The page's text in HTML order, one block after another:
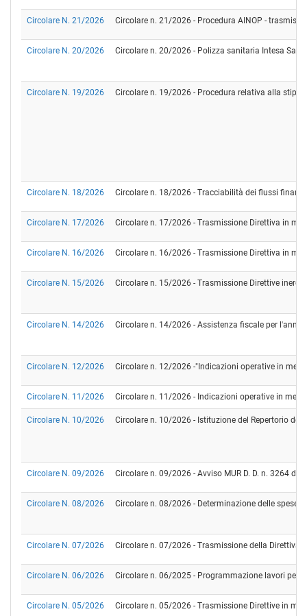
Circolare N. 21/2026 Circolare n. 21/2026 - Procedura AINOP -
Circolare N. 20/2026 Circolare n. 20/2026 - Polizza sanitaria Intesa
Circolare N. 19/2026 Circolare n. 19/2026 - Procedura relativa alla
Circolare N. 18/2026 Circolare n. 18/2026 - Tracciabilità dei flussi
Circolare N. 17/2026 Circolare n. 17/2026 - Trasmissione Direttiva in
Circolare N. 16/2026 Circolare n. 16/2026 - Trasmissione Direttiva in
Circolare N. 15/2026 Circolare n. 15/2026 - Trasmissione Direttive
Circolare N. 14/2026 Circolare n. 14/2026 - Assistenza fiscale per
Circolare N. 12/2026 Circolare n. 12/2026 -"Indicazioni operative in
Circolare N. 11/2026 Circolare n. 11/2026 - Indicazioni operative in
Circolare N. 10/2026 Circolare n. 10/2026 - Istituzione del Repertorio
Circolare N. 09/2026 Circolare n. 09/2026 - Avviso MUR D. D. n. 3264
Circolare N. 08/2026 Circolare n. 08/2026 - Determinazione delle spese
Circolare N. 07/2026 Circolare n. 07/2026 - Trasmissione della Direttiva
Circolare N. 06/2026 Circolare n. 06/2025 - Programmazione lavori per
Circolare N. 05/2026 Circolare n. 05/2026 - Trasmissione Direttive in